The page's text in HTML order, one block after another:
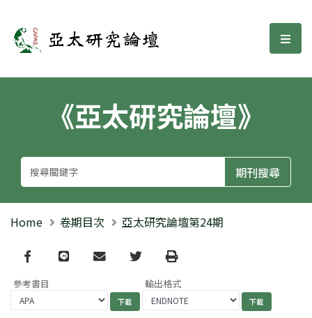
亞太研究論壇 選
《亞太研究論壇》
Home 卷期目次 亞太研究論壇第24期
Facebook
line email TwitterPrint
參考書目 輸出格式